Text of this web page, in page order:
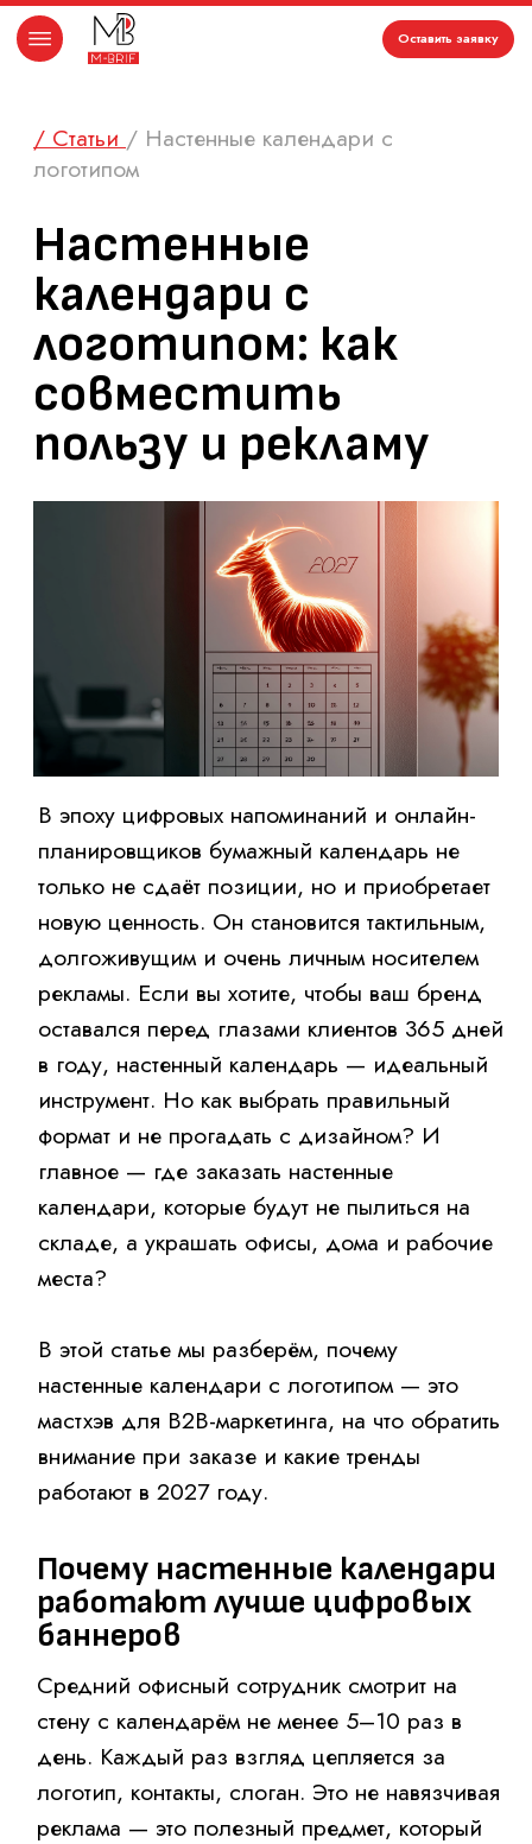
Настенные
логотипом: как
совместить
пользу и рекламу
Настенный календарь как
носитель логотипа: виды и
форматы
Средний офисный сотрудник смотрит на
день. Каждый раз взгляд цепляется за
логотип, контакты, слоган. Это не навязчивая
качественный настенный календарь — целый
год.
Когда вы решаете заказать настенные
календари для своих партнёров или
клиентов, вы получаете:
компании.
Эмоциональную
привязку.Красивые изображения,
удобная сетка, возможность отмечать
важные даты.
Имиджевый плюс.
Солидный
календарь на плотной бумаге говорит
о статусе и заботе.
Почему настенные календари
работают лучше цифровых
баннеров
В эпоху цифровых напоминаний и онлайн-
планировщиков бумажный календарь не
только не сдаёт позиции, но и приобретает
новую ценность. Он становится тактильным,
долгоживущим и очень личным носителем
рекламы. Если вы хотите, чтобы ваш бренд
оставался перед глазами клиентов 365 дней
в году, настенный календарь — идеальный
формат и не прогадать с дизайном? И
главное — где заказать настенные
календари, которые будут не пылиться на
складе, а украшать офисы, дома и рабочие
В этой статье мы разберём, почему
настенные календари с логотипом — это
внимание при заказе и какие тренды
работают в 2027 году.